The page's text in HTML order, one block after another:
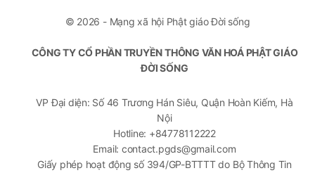
© 2026 - Mạng xã hội Phật giáo Đời sống
CÔNG TY CỔ PHẦN TRUYỀN THÔNG VĂN HOÁ PHẬT GIÁO
ĐỜI SỐNG
VP Đại diện: Số 46 Trương Hán Siêu, Quận Hoàn Kiếm, Hà
Nội
Hotline: +84778112222
Email: contact.pgds@gmail.com
Giấy phép hoạt động số 394/GP-BTTTT do Bộ Thông Tin